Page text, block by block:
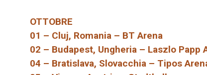
OTTOBRE
01 – Cluj, Romania – BT Arena
02 – Budapest, Ungheria – Laszlo Papp
04 – Bratislava, Slovacchia – Tipos